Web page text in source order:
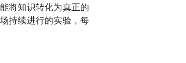
将知识转化为真正的
持续进行的实验，每